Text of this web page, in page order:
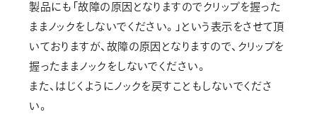
製品にも「故障の原因となりますのでクリップを握った
ままノックをしないでください。」という表示をさせて頂
いておりますが、故障の原因となりますので、クリップを
握ったままノックをしないでください。
また、はじくようにノックを戻すこともしないでくださ
い。